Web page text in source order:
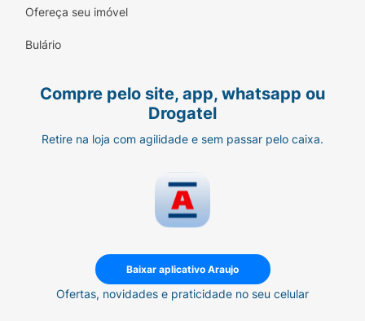
Ofereça seu imóvel
Bulário
Compre pelo site, app, whatsapp ou
Drogatel
Retire na loja com agilidade e sem passar pelo caixa.
Baixar aplicativo Araujo
Ofertas, novidades e praticidade no seu celular